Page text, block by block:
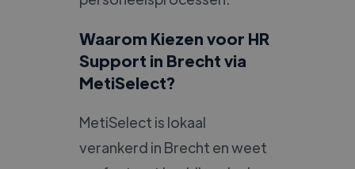
Waarom Kiezen voor HR
Support in Brecht via
MetiSelect?
MetiSelect is lokaal
verankerd in Brecht en weet